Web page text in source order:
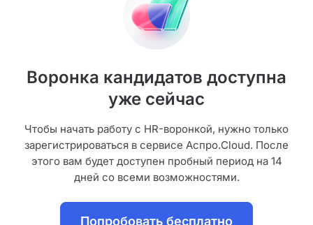
Воронка кандидатов доступна
уже сейчас
Чтобы начать работу с HR-воронкой, нужно только
зарегистрироваться в сервисе Аспро.Cloud. После
этого вам будет доступен пробный период на 14
дней со всеми возможностями.
Попробовать бесплатно